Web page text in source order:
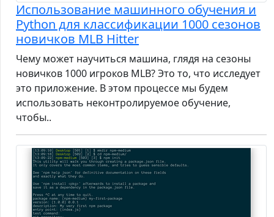
Использование машинного обучения и
Python для классификации 1000 сезонов
новичков MLB Hitter
Чему может научиться машина, глядя на сезоны
новичков 1000 игроков MLB? Это то, что исследует
это приложение. В этом процессе мы будем
использовать неконтролируемое обучение,
чтобы..